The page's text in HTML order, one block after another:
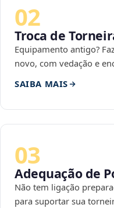
02
Troca de
Equipamento antigo?
novo, com vedação e
SAIBA MAIS
03
Adequação de
Não tem ligação
para suportar sua